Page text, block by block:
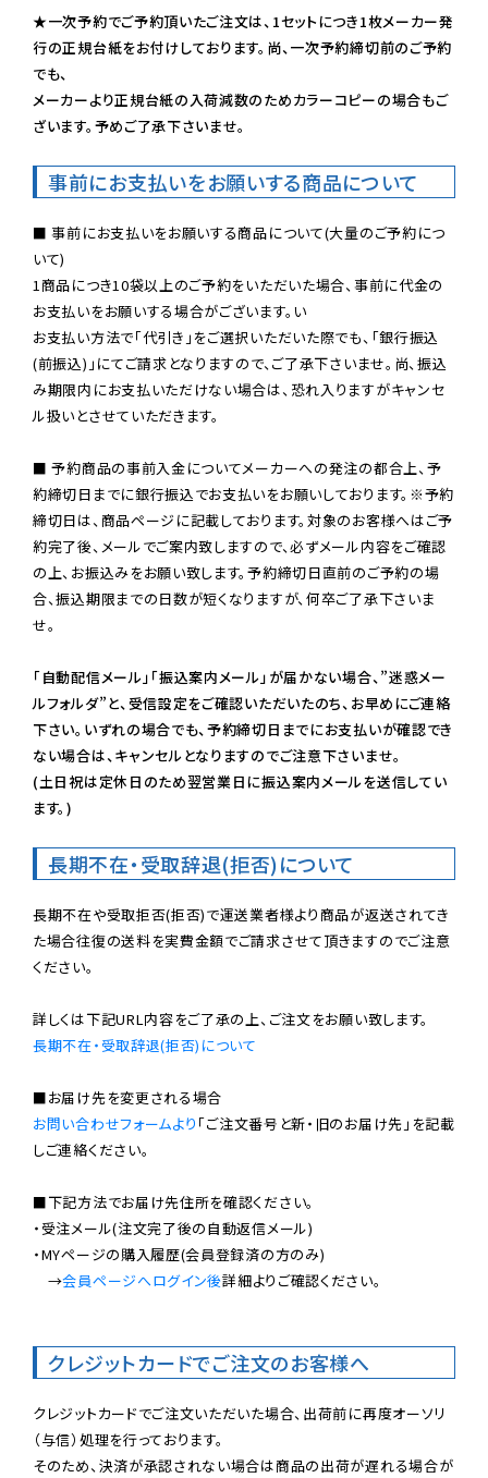
★一次予約でご予約頂いたご注文は、1セットにつき1枚メーカー発
行の正規台紙をお付けしております。尚、一次予約締切前のご予約
でも、
メーカーより正規台紙の入荷減数のためカラーコピーの場合もご
ざいます。予めご了承下さいませ。
事前にお支払いをお願いする商品について
■ 事前にお支払いをお願いする商品について(大量のご予約につ
いて)
1商品につき10袋以上のご予約をいただいた場合、事前に代金の
お支払いをお願いする場合がございます。い
お支払い方法で「代引き」をご選択いただいた際でも、「銀行振込
(前振込)」にてご請求となりますので、ご了承下さいませ。尚、振込
み期限内にお支払いただけない場合は、恐れ入りますがキャンセ
ル扱いとさせていただきます。
■ 予約商品の事前入金についてメーカーへの発注の都合上、予
約締切日までに銀行振込でお支払いをお願いしております。※予約
締切日は、商品ページに記載しております。対象のお客様へはご予
約完了後、メールでご案内致しますので、必ずメール内容をご確認
の上、お振込みをお願い致します。予約締切日直前のご予約の場
合、振込期限までの日数が短くなりますが、何卒ご了承下さいま
せ。
「自動配信メール」「振込案内メール」が届かない場合、”迷惑メー
ルフォルダ”と、受信設定をご確認いただいたのち、お早めにご連絡
下さい。いずれの場合でも、予約締切日までにお支払いが確認でき
ない場合は、キャンセルとなりますのでご注意下さいませ。
(土日祝は定休日のため翌営業日に振込案内メールを送信してい
ます。)
長期不在・受取辞退(拒否)について
長期不在や受取拒否(拒否)で運送業者様より商品が返送されてき
た場合往復の送料を実費金額でご請求させて頂きますのでご注意
ください。
長期不在・受取辞退(拒否)について
お問い合わせフォームより 「ご注文番号と新・旧のお届け先」を記載
しご連絡ください。
■下記方法でお届け先住所を確認ください。
・受注メール(注文完了後の自動返信メール)
・MYページの購入履歴(会員登録済の方のみ)
→会員ページへログイン後詳細よりご確認ください。
クレジットカードでご注文のお客様へ
クレジットカードでご注文いただいた場合、出荷前に再度オーソリ
（与信）処理を行っております。
そのため、決済が承認されない場合は商品の出荷が遅れる場合が